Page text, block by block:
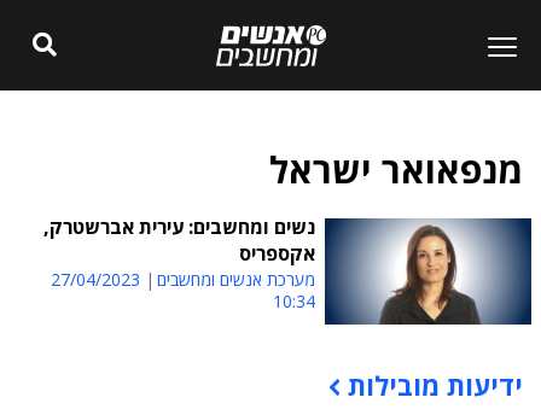
מנפאואר ישראל
נשים ומחשבים: עירית אברשטרק,
אקספריס
מערכת אנשים ומחשבים
27/04/2023
10:34
תוכן פרסומי
ידיעות מובילות